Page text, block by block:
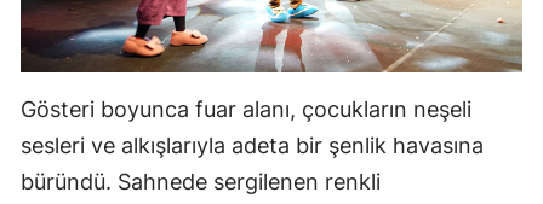
Gösteri boyunca fuar alanı, çocukların neşeli
sesleri ve alkışlarıyla adeta bir şenlik havasına
büründü. Sahnede sergilenen renkli